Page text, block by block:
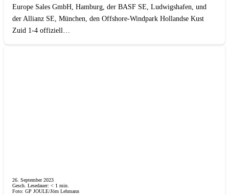
Europe Sales GmbH, Hamburg, der BASF SE, Ludwigshafen, und
der Allianz SE, München, den Offshore-Windpark Hollandse Kust
Zuid 1-4 offiziell…
26. September 2023
Gesch. Lesedauer: < 1 min.
Foto: GP JOULE/Jörn Lehmann